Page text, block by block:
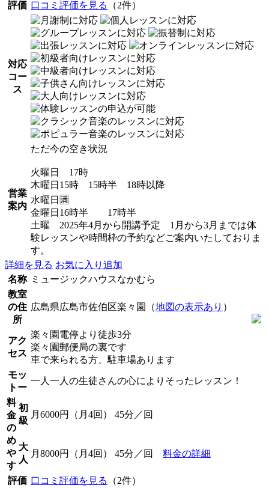
評価 口コミ評価を見る （2件）
対応
コー
ス
営業
案内
ただ今の空き状況
火曜日 17時
木曜日15時 15時半 18時以降
水曜日🈵
金曜日16時半 17時半
土曜 2025年4月から開講予定 1月から3月までは体
験レッスンや時間枠の予約などご案内いたしておりま
す。
詳細を見る お気に入り追加
名称 ミュージックハウスなかむら
教室
の住
所
広島県広島市佐伯区楽々園（地図の表示あり ）
アク
セス
楽々園電停より徒歩3分
楽々園郵便局の裏です
車で来られる方、駐車場あります
モッ
トー
一人一人の生徒さんの心によりそったレッスン！
料
金
の
め
や
す
初
級
月6000円（月4回） 45分／回
大
人
月8000円（月4回） 45分／回 料金の詳細
評価 口コミ評価を見る （2件）